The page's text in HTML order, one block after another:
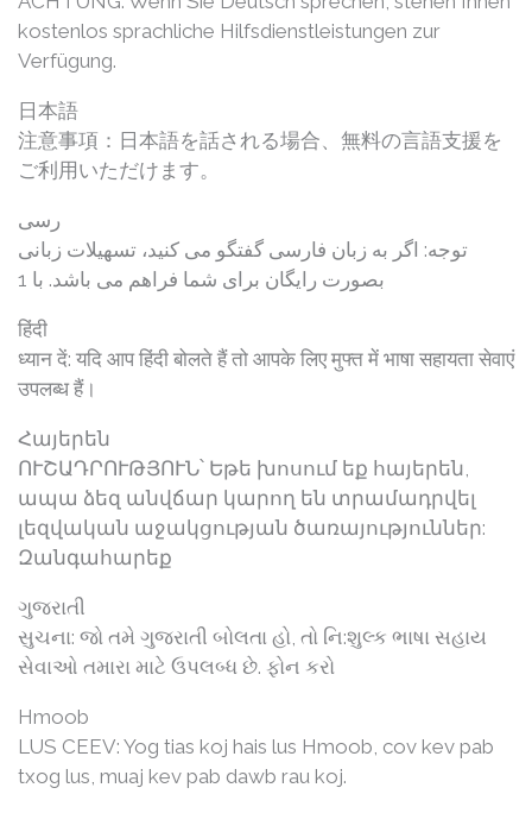
kostenlos sprachliche Hilfsdienstleistungen zur
Verfügung.
日本語
注意事項：日本語を話される場合、無料の言語支援を
ご利用いただけます。
رسی
توجه: اگر به زبان فارسی گفتگو می کنید، تسهیلات زبانی
بصورت رایگان برای شما فراهم می باشد. با 1
हिंदी
ध्यान दें: यदि आप हिंदी बोलते हैं तो आपके लिए मुफ्त में भाषा सहायता सेवाएं
उपलब्ध हैं।
Հայերեն
ՈՒՇԱԴՐՈՒԹՅՈՒՆ՝ Եթե խոսում եք հայերեն,
ապա ձեզ անվճար կարող են տրամադրվել
լեզվական աջակցության ծառայություններ:
Զանգահարեք
ગુજરાતી
સુચના: જો તમે ગુજરાતી બોલતા હો, તો નિ:શુલ્ક ભાષા સહાય
સેવાઓ તમારા માટે ઉપલબ્ધ છે. ફોન કરો
Hmoob
LUS CEEV: Yog tias koj hais lus Hmoob, cov kev pab
txog lus, muaj kev pab dawb rau koj.